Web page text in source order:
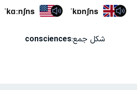
ˈkɑːnʃns ˈkɒnʃns
شکل جمع:consciences